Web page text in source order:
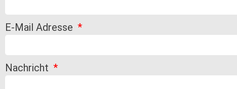
E-Mail Adresse
Nachricht